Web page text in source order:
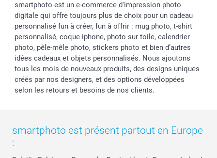
smartphoto est un e-commerce d'impression photo
digitale qui offre toujours plus de choix pour un cadeau
personnalisé fun à créer, fun à offrir : mug photo, t-shirt
personnalisé, coque iphone, photo sur toile, calendrier
photo, pêle-mêle photo, stickers photo et bien d’autres
idées cadeaux et objets personnalisés. Nous ajoutons
tous les mois de nouveaux produits, des designs uniques
créés par nos designers, et des options développées
selon les retours et besoins de nos clients.
smartphoto est présent partout en Europe
: